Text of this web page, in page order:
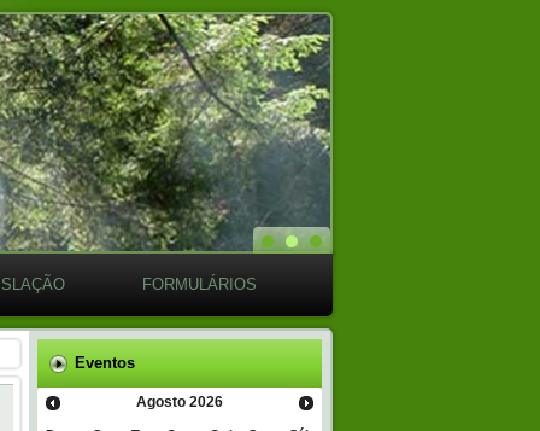
FORMULÁRIOS
Eventos
Agosto 2026